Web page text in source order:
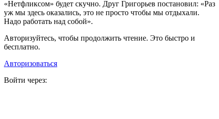
«Нетфликсом» будет скучно. Друг Григорьев постановил: «Раз
уж мы здесь оказались, это не просто чтобы мы отдыхали.
Надо работать над собой».
Авторизуйтесь, чтобы продолжить чтение. Это быстро и
бесплатно.
Авторизоваться
Войти через: